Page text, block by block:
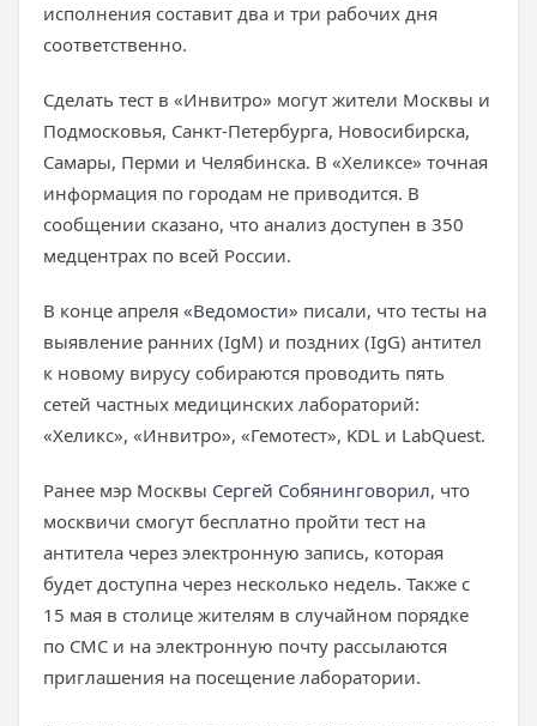
исполнения составит два и три рабочих дня
соответственно.
Сделать тест в «Инвитро» могут жители Москвы и
Подмосковья, Санкт-Петербурга, Новосибирска,
Самары, Перми и Челябинска. В «Хеликсе» точная
информация по городам не приводится. В
сообщении сказано, что анализ доступен в 350
медцентрах по всей России.
В конце апреля «Ведомости» писали, что тесты на
выявление ранних (IgM) и поздних (IgG) антител
к новому вирусу собираются проводить пять
сетей частных медицинских лабораторий:
«Хеликс», «Инвитро», «Гемотест», KDL и LabQuest.
Ранее мэр Москвы Сергей Собянинговорил, что
москвичи смогут бесплатно пройти тест на
антитела через электронную запись, которая
будет доступна через несколько недель. Также с
15 мая в столице жителям в случайном порядке
по СМС и на электронную почту рассылаются
приглашения на посещение лаборатории.